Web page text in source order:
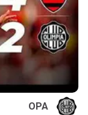
OPA